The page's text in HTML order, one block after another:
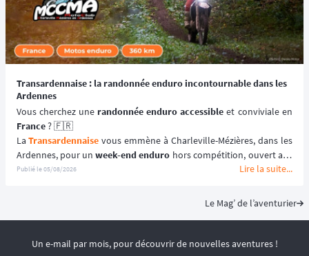
Transardennaise : la randonnée enduro incontournable dans les
Ardennes
Vous cherchez une randonnée enduro accessible
France ? 🇫🇷
La Transardennaise vous emmène à Charleville-Mézières, dans les
Ardennes, pour un week-end enduro hors compétition, ouvert aux
motos enduro, trail et trial dès 125 cm³. 🏍️
aventure moto mise sur
📆 Prochaines dates : du 19 au 20 Septembre 2026.
Publié le05/08/2026 Lire la suite...
Le Mag’ de l’aventurier
Un e-mail par mois, pour découvrir de nouvelles aventures !